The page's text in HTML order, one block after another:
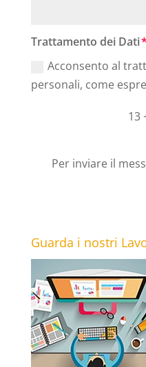
Trattamento dei Dati
Acconsento al
personali, come
13
Per inviare il
Guarda i nostri